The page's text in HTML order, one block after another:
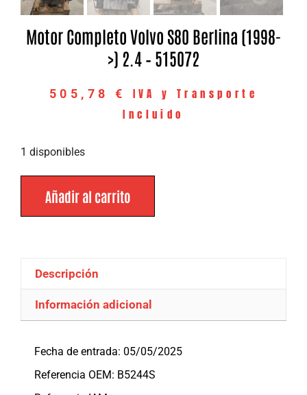
Motor Completo Volvo S80 Berlina (1998-
>) 2.4 – 515072
505,78 €
IVA y Transporte
Incluido
1 disponibles
Añadir al carrito
Descripción
Información adicional
Fecha de entrada: 05/05/2025
Referencia OEM: B5244S